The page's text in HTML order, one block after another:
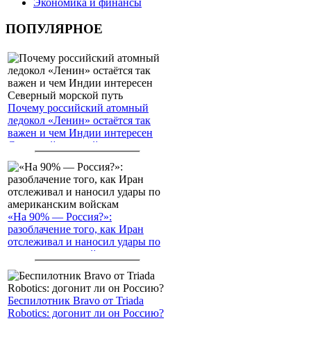
ПОПУЛЯРНОЕ
Почему российский атомный
ледокол «Ленин» остаётся так
важен и чем Индии интересен
Северный морской путь
«На 90% — Россия?»:
разоблачение того, как Иран
отслеживал и наносил удары по
американским войскам
Беспилотник Bravo от Triada
Robotics: догонит ли он Россию?